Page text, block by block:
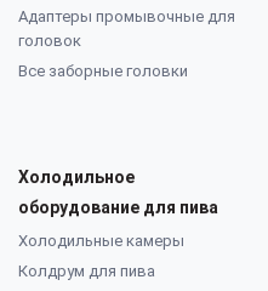
Адаптеры промывочные для
головок
Все заборные головки
Холодильное
оборудование для пива
Холодильные камеры
Колдрум для пива